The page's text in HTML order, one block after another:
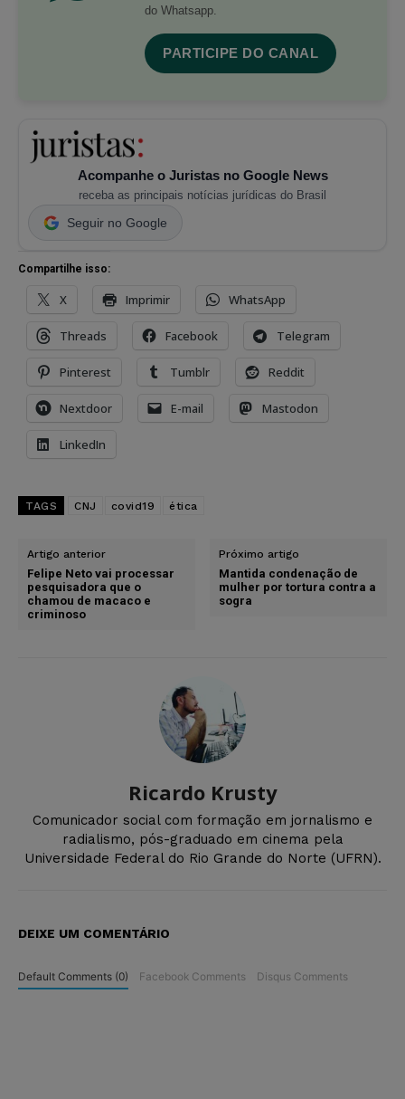
do Whatsapp.
PARTICIPE DO CANAL
Acompanhe o Juristas no Google News
receba as principais notícias jurídicas do Brasil
Seguir no Google
Compartilhe isso:
X Imprimir WhatsApp
Threads Facebook Telegram
Pinterest Tumblr Reddit
Nextdoor E-mail Mastodon
LinkedIn
TAGS CNJ covid19 ética
Artigo anterior
Felipe Neto vai processar
pesquisadora que o
chamou de macaco e
criminoso
Próximo artigo
Mantida condenação de
mulher por tortura contra a
sogra
Ricardo Krusty
Comunicador social com formação em jornalismo e
radialismo, pós-graduado em cinema pela
Universidade Federal do Rio Grande do Norte (UFRN).
DEIXE UM COMENTÁRIO
Default Comments (0) Facebook Comments Disqus Comments